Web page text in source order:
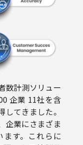
数計測ソリュー
してきました。
企業にさまざま
す。これらに
、人口統計分
が含まれます。